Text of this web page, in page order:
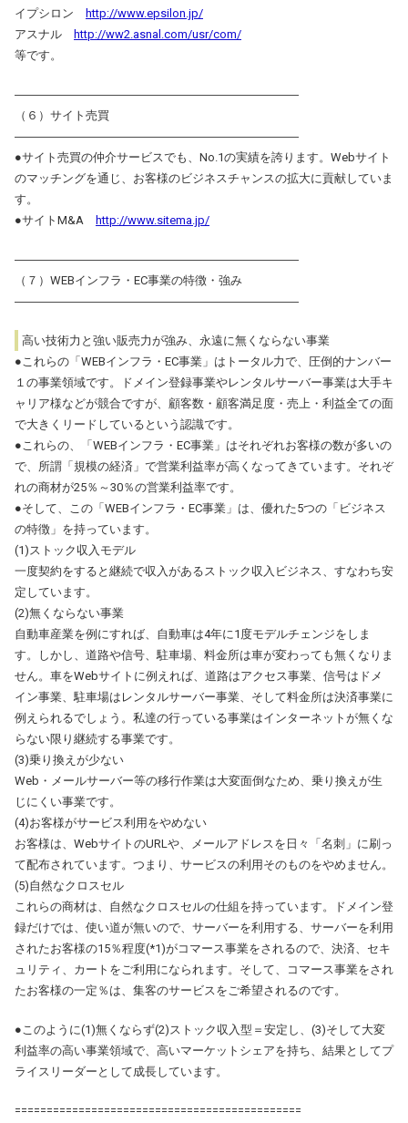
イプシロン
http://www.epsilon.jp/
アスナル
http://ww2.asnal.com/usr/com/
等です。
――――――――――――――――――――――――
（６）サイト売買
――――――――――――――――――――――――
●サイト売買の仲介サービスでも、No.1の実績を誇ります。Webサイト
のマッチングを通じ、お客様のビジネスチャンスの拡大に貢献していま
す。
●サイトM&A
http://www.sitema.jp/
――――――――――――――――――――――――
（７）WEBインフラ・EC事業の特徴・強み
――――――――――――――――――――――――
高い技術力と強い販売力が強み、永遠に無くならない事業
●これらの「WEBインフラ・EC事業」はトータル力で、圧倒的ナンバー
１の事業領域です。ドメイン登録事業やレンタルサーバー事業は大手キ
ャリア様などが競合ですが、顧客数・顧客満足度・売上・利益全ての面
で大きくリードしているという認識です。
●これらの、「WEBインフラ・EC事業」はそれぞれお客様の数が多いの
で、所謂「規模の経済」で営業利益率が高くなってきています。それぞ
れの商材が25％～30％の営業利益率です。
●そして、この「WEBインフラ・EC事業」は、優れた5つの「ビジネス
の特徴」を持っています。
(1)ストック収入モデル
一度契約をすると継続で収入があるストック収入ビジネス、すなわち安
定しています。
(2)無くならない事業
自動車産業を例にすれば、自動車は4年に1度モデルチェンジをしま
す。しかし、道路や信号、駐車場、料金所は車が変わっても無くなりま
せん。車をWebサイトに例えれば、道路はアクセス事業、信号はドメ
イン事業、駐車場はレンタルサーバー事業、そして料金所は決済事業に
例えられるでしょう。私達の行っている事業はインターネットが無くな
らない限り継続する事業です。
(3)乗り換えが少ない
Web・メールサーバー等の移行作業は大変面倒なため、乗り換えが生
じにくい事業です。
(4)お客様がサービス利用をやめない
お客様は、WebサイトのURLや、メールアドレスを日々「名刺」に刷っ
て配布されています。つまり、サービスの利用そのものをやめません。
(5)自然なクロスセル
これらの商材は、自然なクロスセルの仕組を持っています。ドメイン登
録だけでは、使い道が無いので、サーバーを利用する、サーバーを利用
されたお客様の15％程度(*1)がコマース事業をされるので、決済、セキ
ュリティ、カートをご利用になられます。そして、コマース事業をされ
たお客様の一定％は、集客のサービスをご希望されるのです。
●このように(1)無くならず(2)ストック収入型＝安定し、(3)そして大変
利益率の高い事業領域で、高いマーケットシェアを持ち、結果としてプ
ライスリーダーとして成長しています。
=============================================